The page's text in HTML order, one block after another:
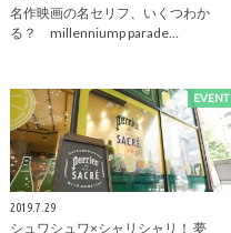
名作映画の名セリフ、いくつわか
る？ millenniump parade…
EVENT
2019.7.29
シュワシュワ×シャリシャリ！ 夢